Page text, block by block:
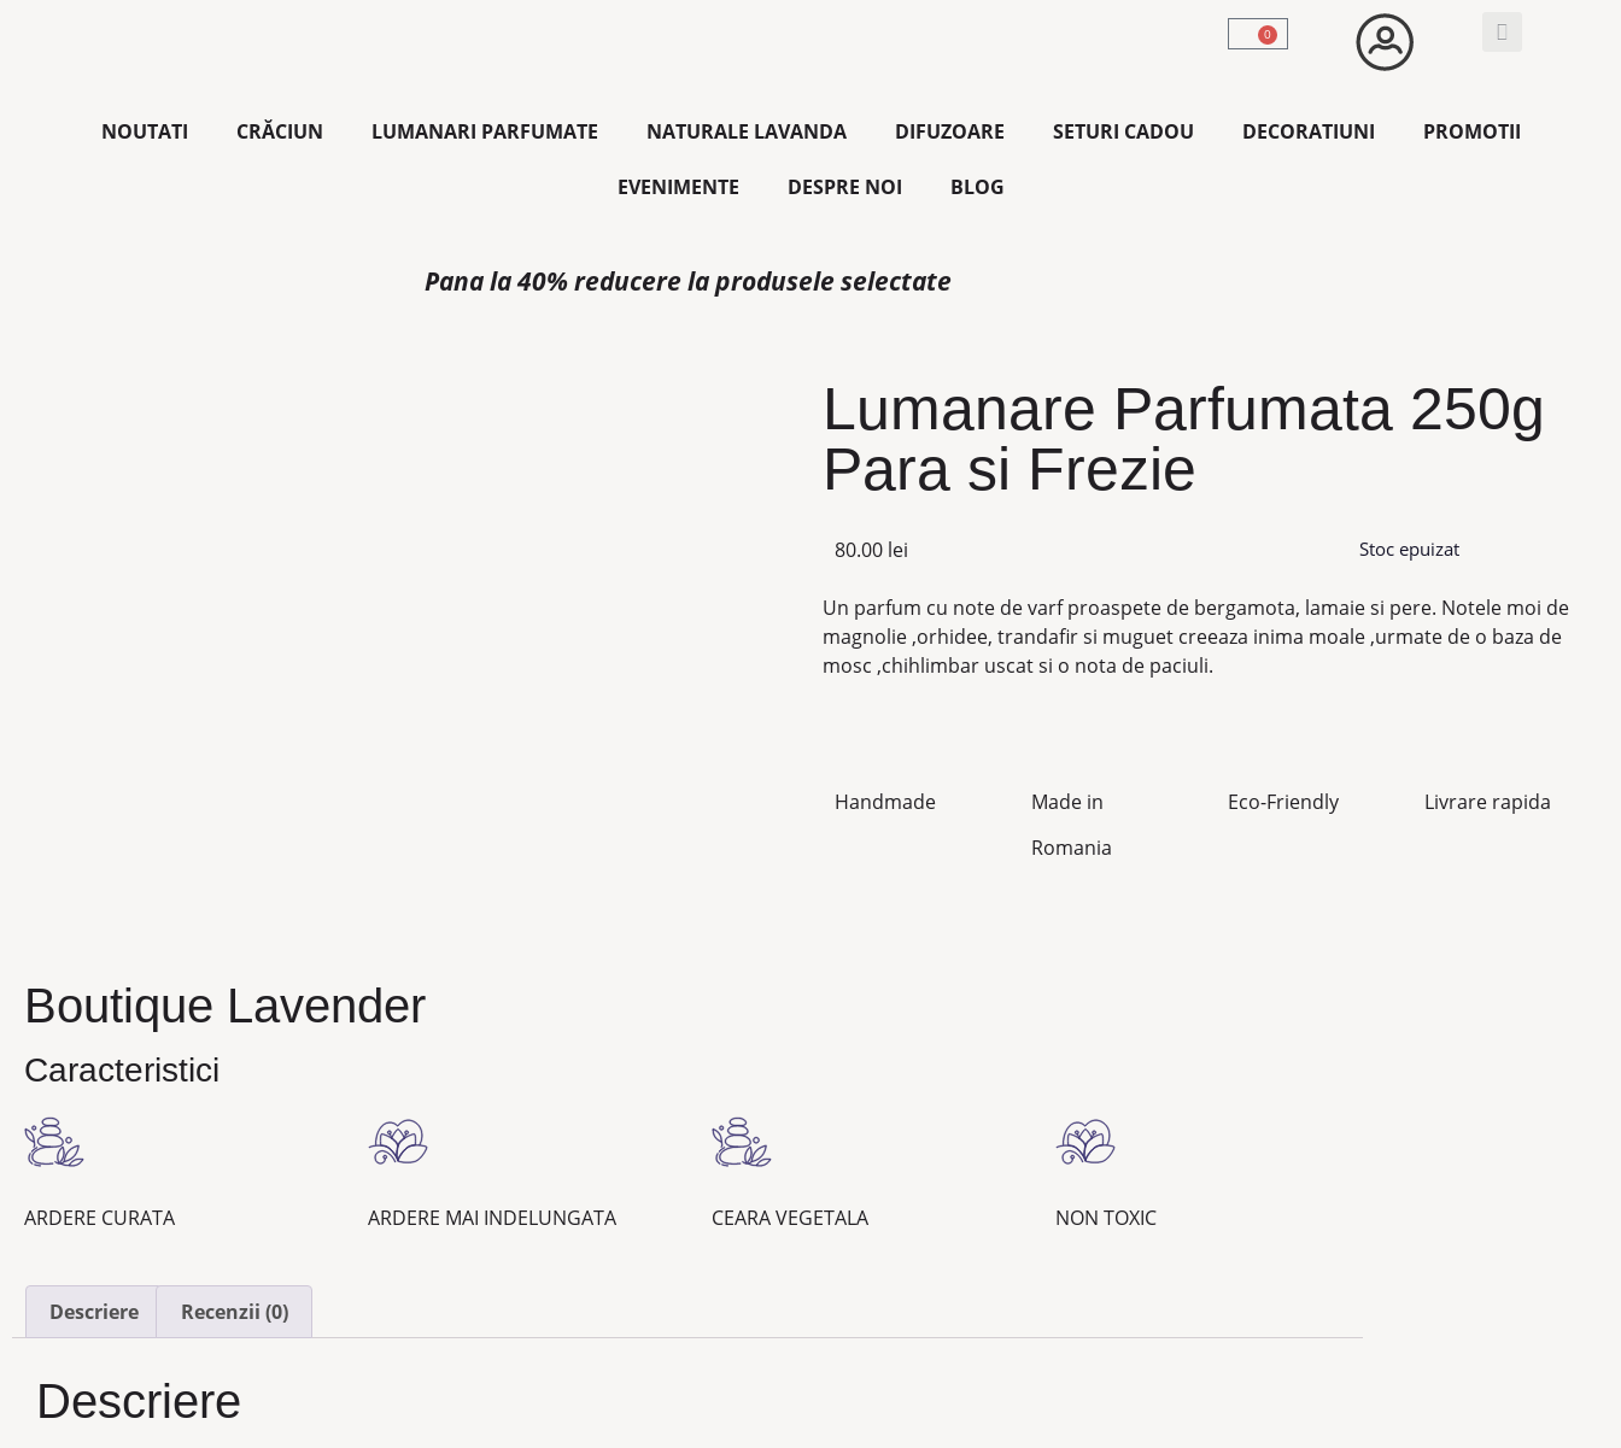
0
NOUTATI CRĂCIUN LUMANARI PARFUMATE NATURALE LAVANDA DIFUZOARE SETURI CADOU DECORATIUNI PROMOTII
EVENIMENTE DESPRE NOI BLOG
Pana la 40% reducere la produsele selectate
Lumanare Parfumata 250g
Para si Frezie
80.00 lei Stoc epuizat
Un parfum cu note de varf proaspete de bergamota, lamaie si pere. Notele moi de
magnolie ,orhidee, trandafir si muguet creeaza inima moale ,urmate de o baza de
mosc ,chihlimbar uscat si o nota de paciuli.
Handmade
Made in
Romania
Eco-Friendly Livrare rapida
Boutique Lavender
Caracteristici
ARDERE CURATA ARDERE MAI INDELUNGATA CEARA VEGETALA NON TOXIC
Descriere Recenzii (0)
Descriere